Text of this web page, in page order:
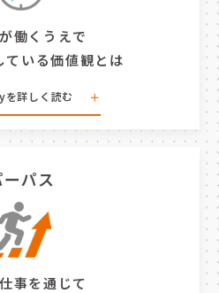
働くうえで
ている価値観とは
を詳しく読む
今」を生きる
」「豊かになろう」という
に、ミッション・ビジョ
、 基本姿勢 With Way を
グループのパーパス「幸せ
ーパス
事を通じて